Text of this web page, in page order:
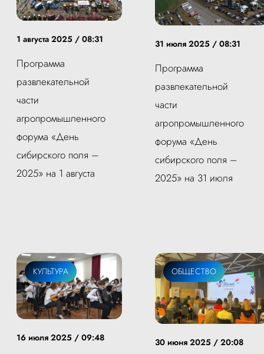
1 августа 2025 / 08:31
Программа
развлекательной
части
агропромышленного
форума «День
сибирского поля –
2025» на 1 августа
31 июля 2025 / 08:31
Программа
развлекательной
части
агропромышленного
форума «День
сибирского поля –
2025» на 31 июля
КУЛЬТУРА
16 июля 2025 / 09:48
ОБЩЕСТВО
30 июня 2025 / 20:08